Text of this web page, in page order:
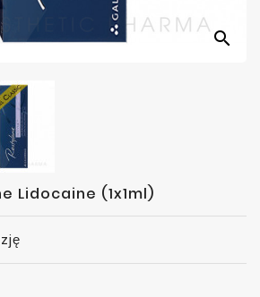
search
Lidocaine (1x1ml)